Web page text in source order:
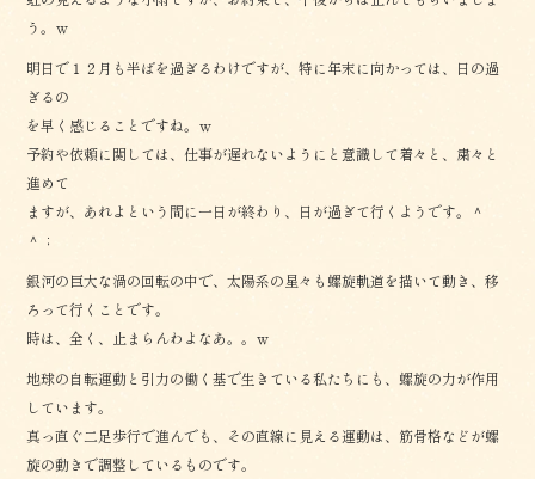
う。ｗ
明日で１２月も半ばを過ぎるわけですが、特に年末に向かっては、日の過
ぎるの
を早く感じることですね。ｗ
予約や依頼に関しては、仕事が遅れないようにと意識して着々と、粛々と
進めて
ますが、あれよという間に一日が終わり、日が過ぎて行くようです。＾
＾；
銀河の巨大な渦の回転の中で、太陽系の星々も螺旋軌道を描いて動き、移
ろって行くことです。
時は、全く、止まらんわよなあ。。ｗ
地球の自転運動と引力の働く基で生きている私たちにも、螺旋の力が作用
しています。
真っ直ぐ二足歩行で進んでも、その直線に見える運動は、筋骨格などが螺
旋の動きで調整しているものです。